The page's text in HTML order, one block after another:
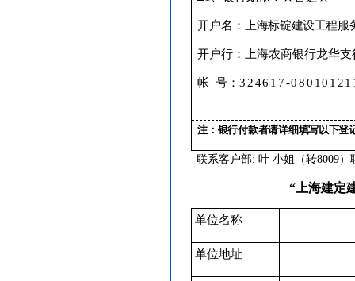
开户名： 上海标锭建设工程服
开户行：上海农商银行龙华支
帐 号：324617-
注：银行付款者请详细填写以下登
联系客户部: 叶 小姐（转8009）
“上海建定
单位名称
单位地址